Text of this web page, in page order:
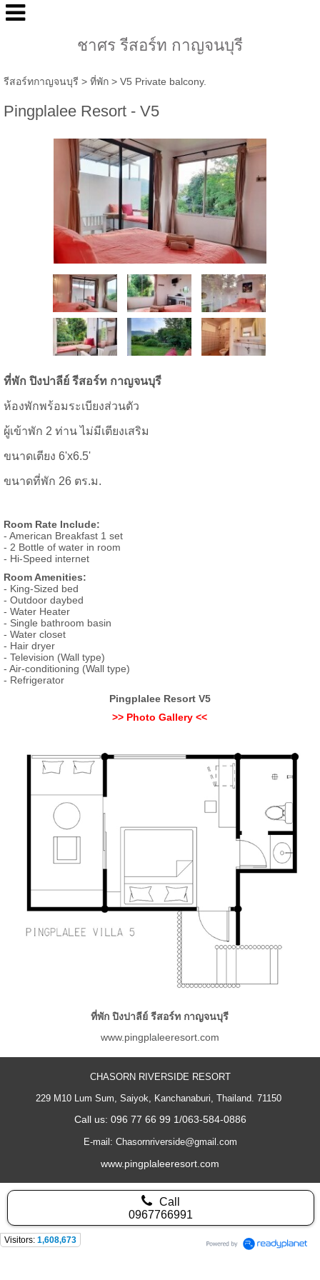
ชาศร รีสอร์ท กาญจนบุรี
รีสอร์ทกาญจนบุรี > ที่พัก> V5 Private balcony.
Pingplalee Resort - V5
ที่พัก ปิงปาลีย์ รีสอร์ท กาญจนบุรี
ห้องพักพร้อมระเบียงส่วนตัว
ผู้เข้าพัก 2 ท่าน ไม่มีเตียงเสริม
ขนาดเตียง 6'x6.5'
ขนาดที่พัก 26 ตร.ม.
Room Rate Include:
- American Breakfast 1 set
- 2 Bottle of water in room
- Hi-Speed internet
Room Amenities:
- King-Sized bed
- Outdoor daybed
- Water Heater
- Single bathroom basin
- Water closet
- Hair dryer
- Television (Wall type)
- Air-conditioning (Wall type)
- Refrigerator
Pingplalee Resort V5
>> Photo Gallery <<
ที่พัก ปิงปาลีย์ รีสอร์ท กาญจนบุรี
www.pingplaleeresort.com
CHASORN RIVERSIDE RESORT
229 M10 Lum Sum, Saiyok, Kanchanaburi, Thailand. 71150
Call us: 096 77 66 99 1/063-584-0886
E-mail: Chasornriverside@gmail.com
www.pingplaleeresort.com
Call
0967766991
Visitors: 1,608,673